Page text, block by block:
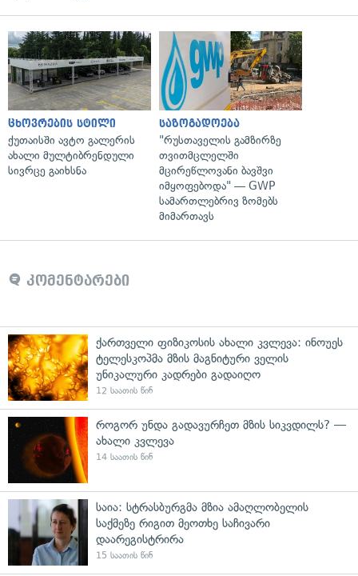
ცხოვრების სტილი
ქუთაისში ავტო გალერის
ახალი მულტიბრენდული
სივრცე გაიხსნა
საზოგადოება
"რუსთაველის გამზირზე
თვითმცლელში
მცირეწლოვანი ბავშვი
იმყოფებოდა" — GWP
სამართლებრივ ზომებს
მიმართავს
კომენტარები
ქართველი ფიზიკოსის ახალი კვლევა: ინოუეს
ტელესკოპმა მზის მაგნიტური ველის
უნიკალური კადრები გადაიღო
12 საათის წინ
როგორ უნდა გადავურჩეთ მზის სიკვდილს? —
ახალი კვლევა
14 საათის წინ
საია: სტრასბურგმა მზია ამაღლობელის
საქმეზე რიგით მეოთხე საჩივარი
დაარეგისტრირა
15 საათის წინ